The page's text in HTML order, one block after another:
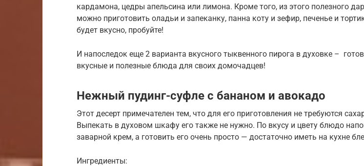
кардамона, цедры апельсина или лимона. Кроме того, из этого полезного
можно приготовить оладьи и запеканку, панна коту и зефир, печенье и
будет вкусно, пробуйте!
И напоследок еще 2 варианта вкусного тыквенного пирога в духовке –
вкусные и полезные блюда для своих домочадцев!
Нежный пудинг-суфле с бананом и авокадо
Этот десерт примечателен тем, что для его приготовления не требуются
Выпекать в духовом шкафу его также не нужно. По вкусу и цвету блюдо
заварной крем, а готовить его очень просто — достаточно иметь на кухне
Ингредиенты: